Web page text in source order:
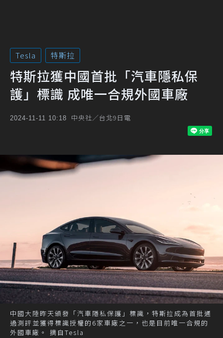
Tesla 特斯拉
特斯拉獲中國首批「汽車隱私保
護」標識 成唯一合規外國車廠
2024-11-11 10:18 中央社／台北9日電
中國大陸昨天頒發「汽車隱私保護」標識，特斯拉成為首批通
過測評並獲得標識授權的6家車廠之一，也是目前唯一合規的
外國車廠。 摘自Tesla